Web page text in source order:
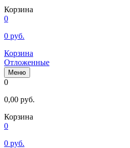
Корзина
0
0 руб.
Корзина
Отложенные
Меню
0
0,00 руб.
Корзина
0
0 руб.